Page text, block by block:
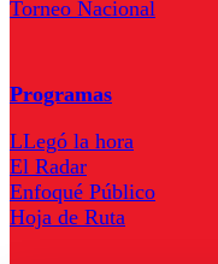
Torneo Nacional
Programas
LLegó la hora
El Radar
Enfoqué Público
Hoja de Ruta